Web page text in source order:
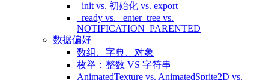
_init vs. 初始化 vs. export
_ready vs. _enter_tree vs.
NOTIFICATION_PARENTED
数据偏好
数组、字典、对象
枚举：整数 VS 字符串
AnimatedTexture vs. AnimatedSprite2D vs.